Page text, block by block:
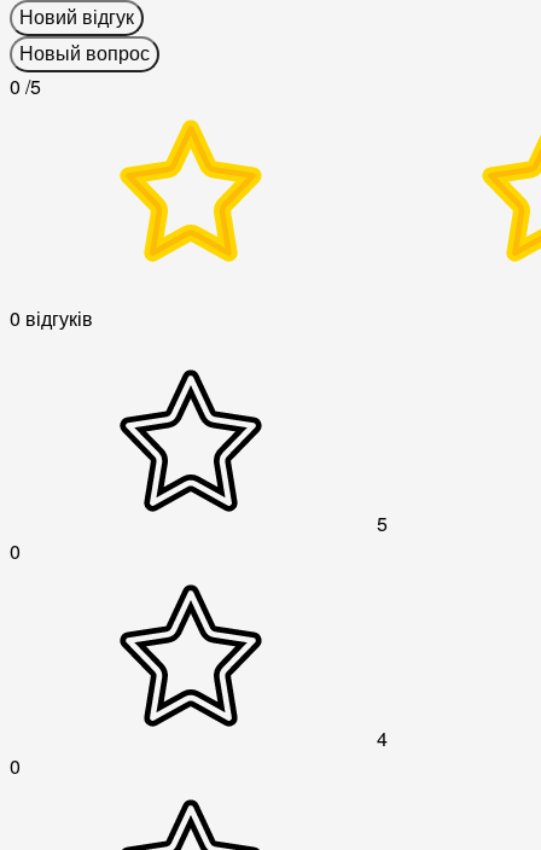
Новий відгук
Новый вопрос
0 /5
0 відгуків
5
0
4
0